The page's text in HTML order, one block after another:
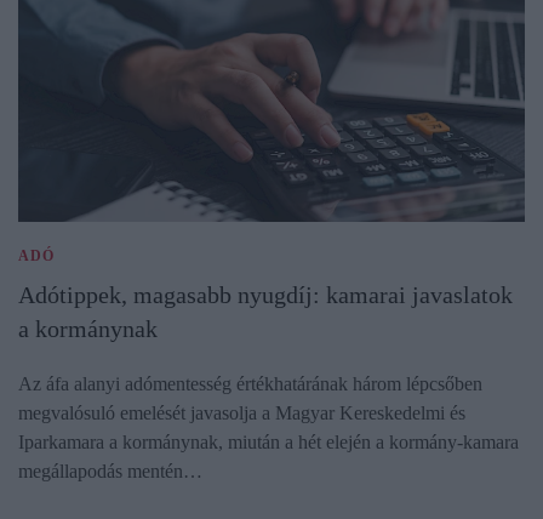
ADÓ
Adótippek, magasabb nyugdíj: kamarai javaslatok
a kormánynak
Az áfa alanyi adómentesség értékhatárának három lépcsőben
megvalósuló emelését javasolja a Magyar Kereskedelmi és
Iparkamara a kormánynak, miután a hét elején a kormány-kamara
megállapodás mentén…